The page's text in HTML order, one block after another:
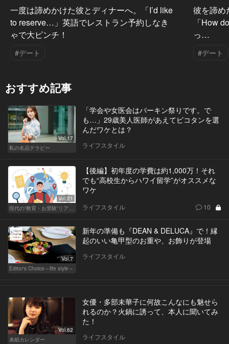
一度は諦めかけた彼とディナーへ。「I’d like
to reserve…」英語でレストラン予約しなき
ゃで大ピンチ！
#デート
彼を諦め
「How
っ…
#デート
おすすめ記事
Vol.17
私の名品テラピー
「学会や女医会はバーキン祭りです。で
も…」29歳美人医師があえてピコタンを選
んだワケとは？
ライフスタイル
Vol.21
現代の“教育・お受験”リアルドキュメント
【後編】初年度の学費は約1,000万！それ
でも“高校生からハワイ留学”がオススメな
ワケ
ライフスタイル 10
Vol.7
Editor's Choice～life style～
新年の準備も『DEAN & DELUCA』で！縁
起のいい亀甲型のお重や、お飾りが登場
ライフスタイル
Vol.62
表紙カレンダー
女優・多部未華子に何故こんなにも魅せら
れるのか？火鍋に誘って、本人に聞いてみ
た！
ライフスタイル